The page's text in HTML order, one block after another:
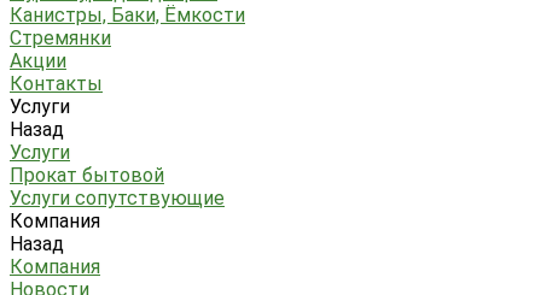
Канистры, Баки, Ёмкости
Стремянки
Акции
Контакты
Услуги
Назад
Услуги
Прокат бытовой
Услуги сопутствующие
Компания
Назад
Компания
Новости